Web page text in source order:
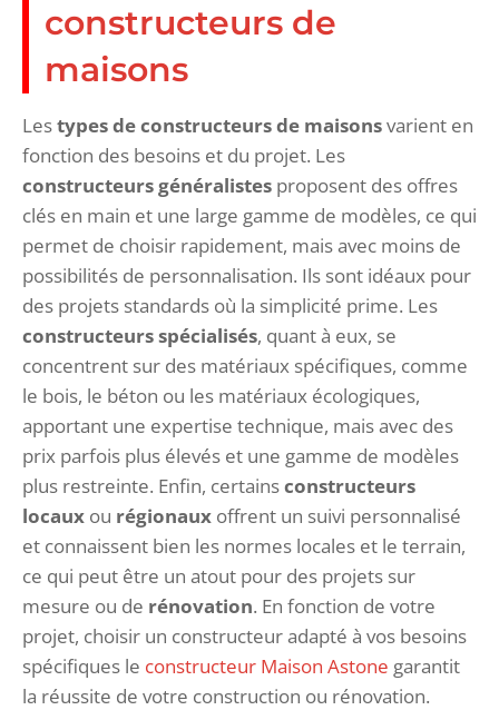
constructeurs de
maisons
Lestypes de constructeurs de maisonsvarient en
fonction des besoins et du projet. Les
constructeurs généralistes proposent des offres
clés en main et une large gamme de modèles, ce qui
permet de choisir rapidement, mais avec moins de
possibilités de personnalisation. Ils sont idéaux pour
des projets standards où la simplicité prime. Les
constructeurs spécialisés, quant à eux, se
concentrent sur des matériaux spécifiques, comme
le bois, le béton ou les matériaux écologiques,
apportant une expertise technique, mais avec des
prix parfois plus élevés et une gamme de modèles
plus restreinte. Enfin, certainsconstructeurs
locaux ou régionaux offrent un suivi personnalisé
et connaissent bien les normes locales et le terrain,
ce qui peut être un atout pour des projets sur
mesure ou de rénovation. En fonction de votre
projet, choisir un constructeur adapté à vos besoins
spécifiques le constructeur Maison Astone garantit
la réussite de votre construction ou rénovation.